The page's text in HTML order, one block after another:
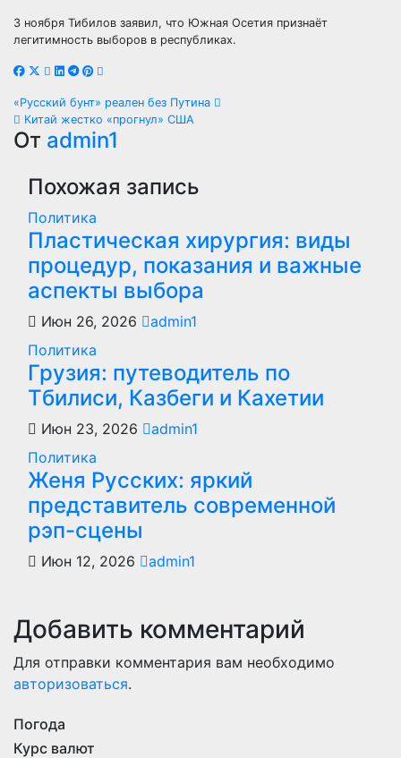
3 ноября Тибилов заявил, что Южная Осетия признаёт
легитимность выборов в республиках.
Навигация
по
записям
«Русский бунт» реален без Путина
Китай жестко «прогнул» США
От admin1
Похожая запись
Политика
Пластическая хирургия: виды
процедур, показания и важные
аспекты выбора
Июн 26, 2026
admin1
Политика
Грузия: путеводитель по
Тбилиси, Казбеги и Кахетии
Июн 23, 2026
admin1
Политика
Женя Русских: яркий
представитель современной
рэп-сцены
Июн 12, 2026 admin1
Добавить комментарий
Для отправки комментария вам необходимо
авторизоваться.
Погода
Курс валют